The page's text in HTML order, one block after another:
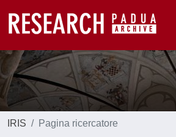
IRIS Pagina ricercatore